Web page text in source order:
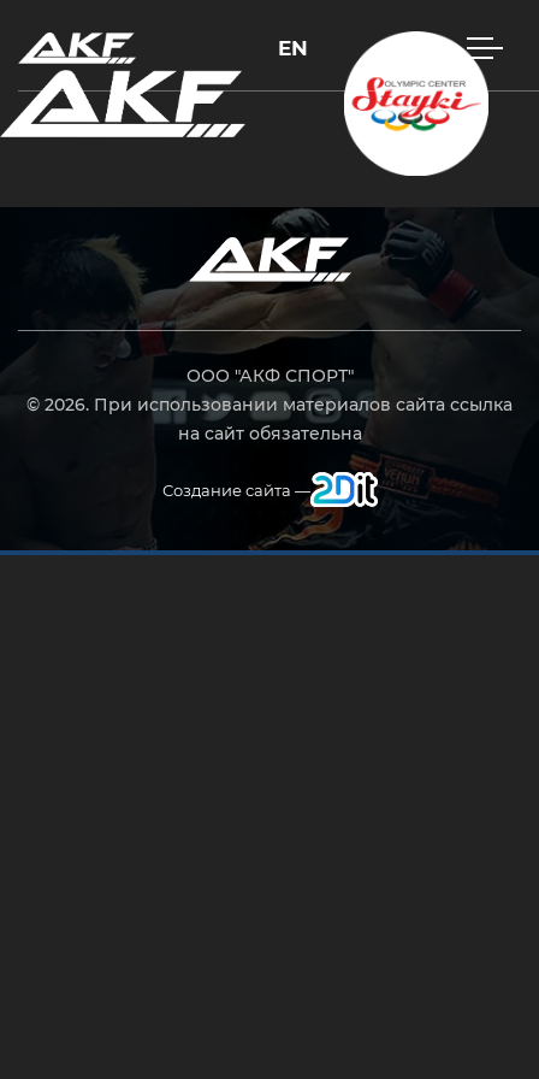
EN
ООО "АКФ СПОРТ"
© 2026. При использовании материалов сайта ссылка
на сайт обязательна
Создание сайта —
Нажмите Enter для поиска или Esc, чтобы закрыть